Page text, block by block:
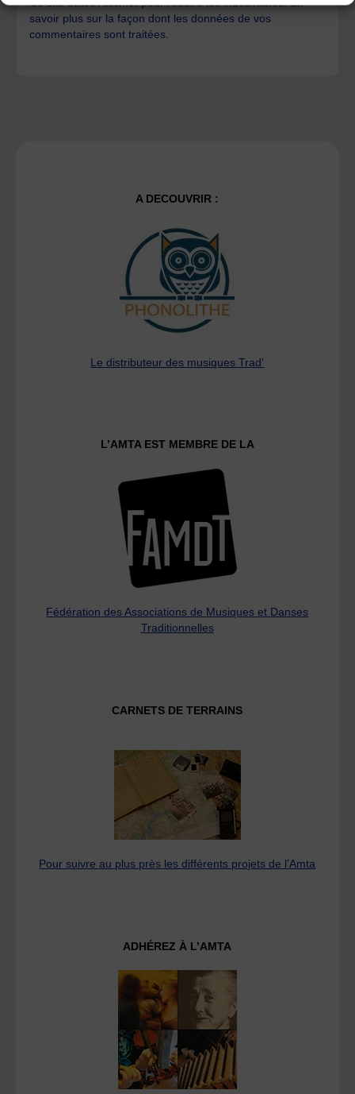
Ce site utilise Akismet pour réduire les indésirables.En
savoir plus sur la façon dont les données de vos
commentaires sont traitées.
A DECOUVRIR :
Le distributeur des musiques Trad'
L’AMTA EST MEMBRE DE LA
Fédération des Associations de Musiques et Danses
Traditionnelles
CARNETS DE TERRAINS
Pour suivre au plus près les différents projets de l’Amta
ADHÉREZ À L’AMTA